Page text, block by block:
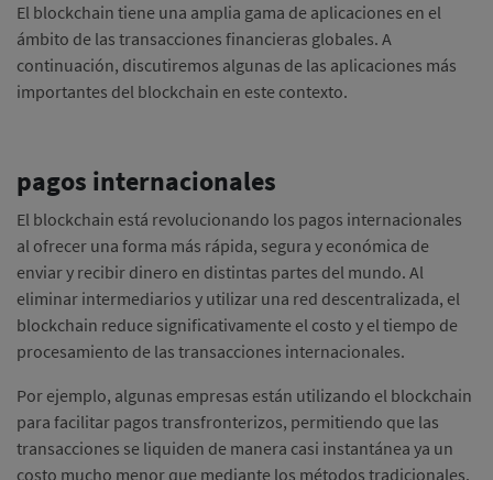
El blockchain tiene una amplia gama de aplicaciones en el
ámbito de las transacciones financieras globales. A
continuación, discutiremos algunas de las aplicaciones más
importantes del blockchain en este contexto.
pagos internacionales
El blockchain está revolucionando los pagos internacionales
al ofrecer una forma más rápida, segura y económica de
enviar y recibir dinero en distintas partes del mundo. Al
eliminar intermediarios y utilizar una red descentralizada, el
blockchain reduce significativamente el costo y el tiempo de
procesamiento de las transacciones internacionales.
Por ejemplo, algunas empresas están utilizando el blockchain
para facilitar pagos transfronterizos, permitiendo que las
transacciones se liquiden de manera casi instantánea ya un
costo mucho menor que mediante los métodos tradicionales.